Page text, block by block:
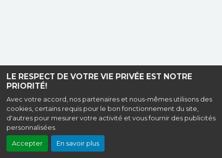
LE RESPECT DE VOTRE VIE PRIVÉE EST NOTRE
PRIORITÉ!
Avec votre accord, nos partenaires et nous-mêmes utilisons des
cookies, certains requis pour le bon fonctionnement du site,
d'autres pour mesurer votre activité et vous fournir des publicités
personnalisées.
Accepter En savoir plus